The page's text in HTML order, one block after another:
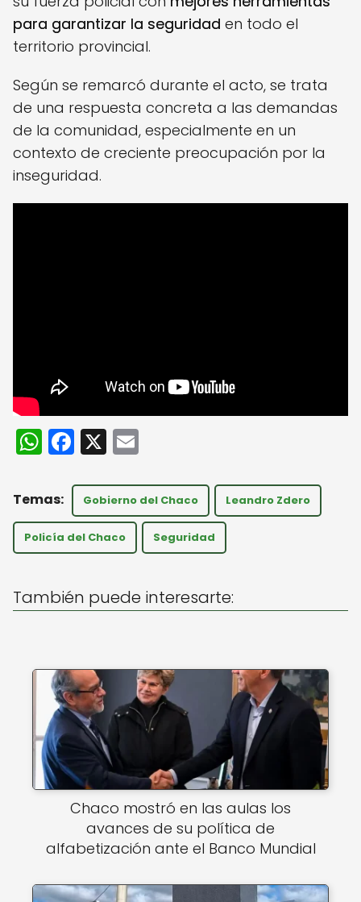
para garantizar la seguridad en todo el
territorio provincial.
Según se remarcó durante el acto, se trata
de una respuesta concreta a las demandas
de la comunidad, especialmente en un
contexto de creciente preocupación por la
inseguridad.
W
h
a
ts
A
p
F
a
c
e
b
o
k
X
ai
l
Gobierno del Chaco Leandro Zdero
Policía del Chaco Seguridad
También puede interesarte:
Chaco mostró en las aulas los
avances de su política de
alfabetización ante el Banco Mundial